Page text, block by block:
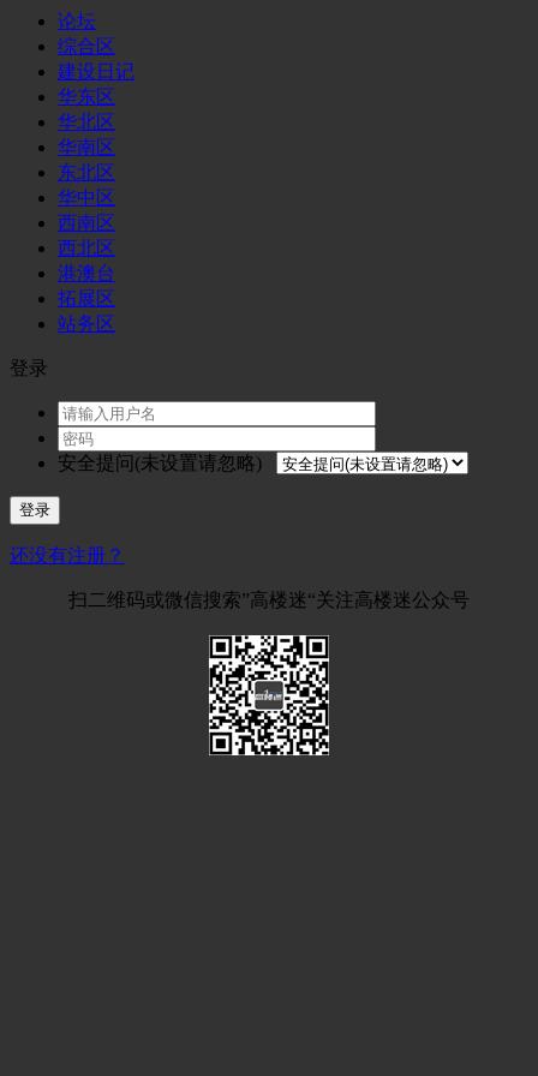
论坛
综合区
建设日记
华东区
华北区
华南区
东北区
华中区
西南区
西北区
港澳台
拓展区
站务区
登录
安全提问(未设置请忽略)
登录
还没有注册？
扫二维码或微信搜索”高楼迷“关注高楼迷公众号